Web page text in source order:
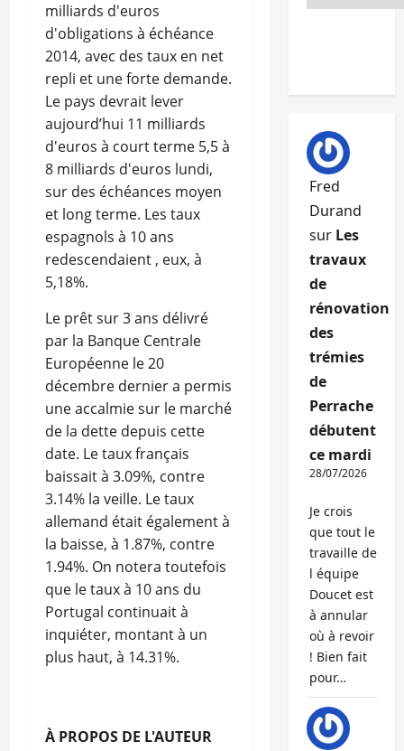
milliards d'euros
d'obligations à échéance
2014, avec des taux en net
repli et une forte demande.
Le pays devrait lever
aujourd’hui 11 milliards
d'euros à court terme 5,5 à
8 milliards d'euros lundi,
sur des échéances moyen
et long terme. Les taux
espagnols à 10 ans
redescendaient , eux, à
5,18%.
Le prêt sur 3 ans délivré
par la Banque Centrale
Européenne le 20
décembre dernier a permis
une accalmie sur le marché
de la dette depuis cette
date. Le taux français
baissait à 3.09%, contre
3.14% la veille. Le taux
allemand était également à
la baisse, à 1.87%, contre
1.94%. On notera toutefois
que le taux à 10 ans du
Portugal continuait à
inquiéter, montant à un
plus haut, à 14.31%.
À PROPOS DE L'AUTEUR
Fred
Durand
sur Les
travaux
de
rénovation
des
trémies
de
Perrache
débutent
ce mardi
28/07/2026
Je crois
que tout le
travaille de
l équipe
Doucet est
à annular
où à revoir
! Bien fait
pour…